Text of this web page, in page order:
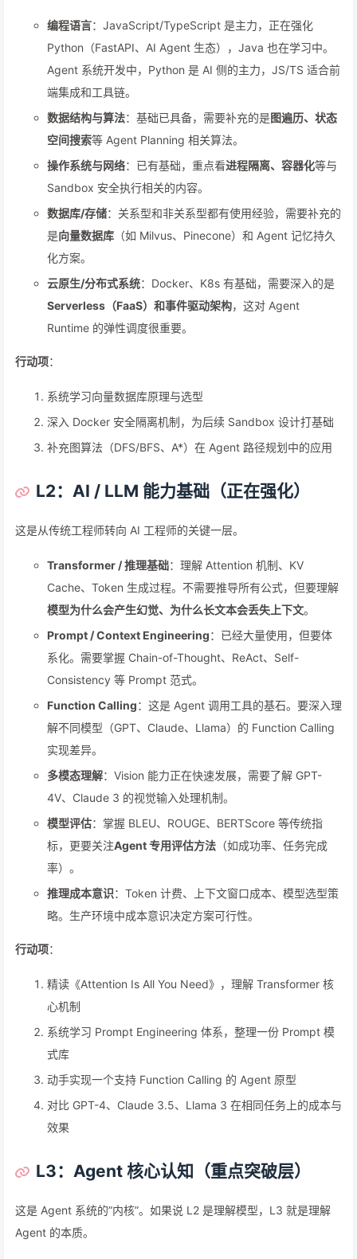
编程语言：JavaScript/TypeScript 是主力，正在强化
Python（FastAPI、AI Agent 生态），Java 也在学习中。
Agent 系统开发中，Python 是 AI 侧的主力，JS/TS 适合前
端集成和工具链。
数据结构与算法：基础已具备，需要补充的是图遍历、状态
空间搜索等 Agent Planning 相关算法。
操作系统与网络：已有基础，重点看进程隔离、容器化等与
Sandbox 安全执行相关的内容。
数据库/存储：关系型和非关系型都有使用经验，需要补充的
是向量数据库 （如 Milvus、Pinecone）和 Agent 记忆持久
化方案。
云原生/分布式系统：Docker、K8s 有基础，需要深入的是
Serverless（FaaS） 和事件驱动架构，这对 Agent
Runtime 的弹性调度很重要。
行动项：
系统学习向量数据库原理与选型
深入 Docker 安全隔离机制，为后续 Sandbox 设计打基础
补充图算法（DFS/BFS、A*）在 Agent 路径规划中的应用
L2：AI / LLM 能力基础（正在强化）
这是从传统工程师转向 AI 工程师的关键一层。
Transformer / 推理基础：理解 Attention 机制、KV
Cache、Token 生成过程。不需要推导所有公式，但要理解
模型为什么会产生幻觉、为什么长文本会丢失上下文。
Prompt / Context Engineering：已经大量使用，但要体
系化。需要掌握 Chain-of-Thought、ReAct、Self-
Consistency 等 Prompt 范式。
Function Calling：这是 Agent 调用工具的基石。要深入理
解不同模型（GPT、Claude、Llama）的 Function Calling
实现差异。
多模态理解：Vision 能力正在快速发展，需要了解 GPT-
4V、Claude 3 的视觉输入处理机制。
模型评估：掌握 BLEU、ROUGE、BERTScore 等传统指
标，更要关注Agent 专用评估方法 （如成功率、任务完成
率）。
推理成本意识：Token 计费、上下文窗口成本、模型选型策
略。生产环境中成本意识决定方案可行性。
行动项：
精读《Attention Is All You Need》，理解 Transformer 核
心机制
系统学习 Prompt Engineering 体系，整理一份 Prompt 模
式库
动手实现一个支持 Function Calling 的 Agent 原型
对比 GPT-4、Claude 3.5、Llama 3 在相同任务上的成本与
效果
L3：Agent 核心认知（重点突破层）
这是 Agent 系统的”内核”。如果说 L2 是理解模型，L3 就是理解
Agent 的本质。